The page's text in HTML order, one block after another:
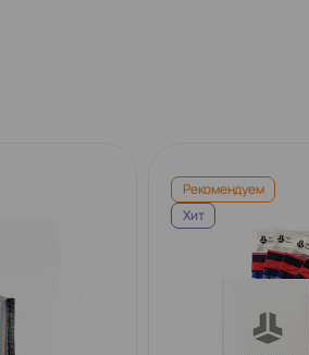
Рекомендуем
Хит